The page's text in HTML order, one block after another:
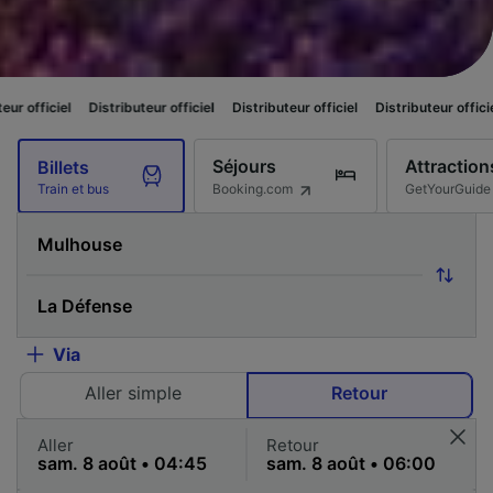
Distributeur officiel Distributeur officiel Distributeur officiel
Billets
Train et bus
Séjours
Booking.com GetYourGuide
Via
Aller simple
Retour
Aller Retour